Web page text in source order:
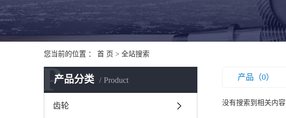
您当前的位置 ： 首 页 > 全站搜索
产品分类 Product
P
齿轮
产品（0）
没有搜索到相关内容